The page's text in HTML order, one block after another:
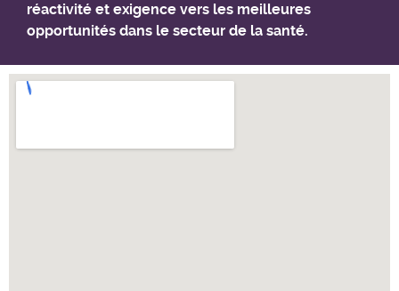
réactivité et exigence vers les meilleures
opportunités dans le secteur de la santé.